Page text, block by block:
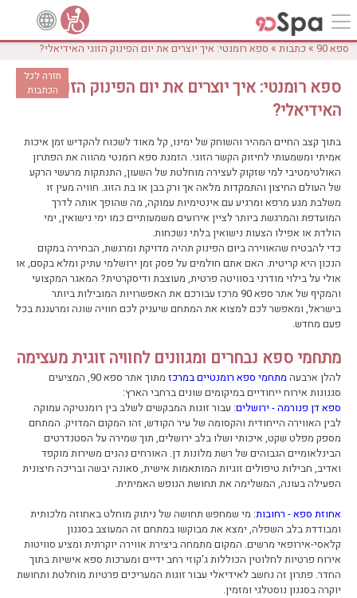
ספא 90 » כתבות » ספא רומנטי: איך יוצרים את יום הפינוק הזוגי האידיאלי?
ספא רומנטי: איך יוצרים את יום הפינוק הזוגי
האידיאלי?
חזרה לכל
הכתבות
בתוך קצב החיים המהיר והשוחק של ימינו, קל מאוד לשכוח להקדיש זמן איכות
אמיתי ומשמעותי לחיזוק הקשר הזוגי. הזמנת ספא רומנטי מהווה את הפתרון
האולטימטיבי למי שזקוק לעצירה מוחלטת של השעון, התנתקות מרעשי הרקע
של העולם החיצון והתמקדות מלאה אך ורק בבן או בת הזוג. חוויה מעין זו
משלבת מגע מרפא ומרגיע עם אינטימיות עמוקה, מה שהופך אותה לדרך
המועדפת והמרגשת ביותר לציין אירועים משמעותיים כמו ימי נישואין, ימי
הולדת או אפילו הצעות נישואין בלתי נשכחות.
כדי להבטיח שהאווירה ביום הפינוק תהיה מדויקת ומרגשת, הבחירה במקום
הנכון היא קריטית. האם אתם חולמים על פסק זמן ירושלמי עתיק ומלא בקסם, או
אולי על בילוי מודרני בסוויטה פרטית, מעוצבת ודיסקרטית? המאגר המקצועי
והמקיף של אתר ספא 90 מרכז עבורכם את האפשרויות המובילות ביותר
בישראל, ומאפשר לכם למצוא את המתחם שיעניק לכם חוויה שונה ומרעננת בכל
פעם מחדש.
מתחמי ספא נבחרים ומגוונים לחוויה זוגית מעצימה
להלן ארבעה מתחמי ספא רומנטיים במרכז
מתוך אתר ספא 90, המציעים
סגנונות אירוח ייחודיים במיקומים שונים ברחבי הארץ:
ספא דן פנורמה - ירושלים: עבור זוגות המבקשים לשלב בין רומנטיקה עמוקה
לבין האווירה הייחודית והקסומה של עיר הקודש, זהו המקום המדויק. המתחם
מספק מפלט שקט, איכותי ושלו בלב ירושלים, תוך שמירה על הסטנדרטים
הבינלאומיים הגבוהים של רשת מלונות דן. האורחים נהנים משירות מוקפד
ואדיב, חבילות טיפולים זוגיות המותאמות אישית, סאונה יבשה ובריכה חיצונית
הפעילה בעונה, המשלימה את תחושת הנופש האמיתית.
אחוזת ספא - רחובות: מי שמחפש תחושה של ניתוק מוחלט באחוזה מלכותית
ומבודדת בלב השפלה, ימצא את מבוקשו במתחם זה המעוצב בסגנון
קלאסי-אירופאי מרשים. המקום מתמחה ביצירת אווירה יוקרתית ומציע סוויטות
אירוח פרטיות לחלוטין הכוללות ג'קוזי רחב ידיים ומערכות ספא אישיות בתוך
החדר. פתרון זה נחשב לאידיאלי עבור זוגות המעריכים פרטיות מוחלטת ותחושת
יוקרה בסגנון נוסטלגי ומזמין.